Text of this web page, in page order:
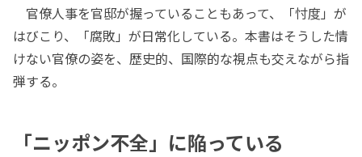
官僚人事を官邸が握っていることもあって、「忖度」が
はびこり、「腐敗」が日常化している。本書はそうした情
けない官僚の姿を、歴史的、国際的な視点も交えながら指
弾する。
「ニッポン不全」に陥っている